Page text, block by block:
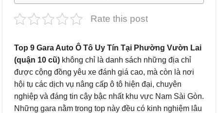
Rate this post
Top 9 Gara Auto Ô Tô Uy Tín Tại Phường Vườn Lai
(quận 10 cũ) không chỉ là danh sách những địa chỉ
được cộng đồng yêu xe đánh giá cao, mà còn là nơi
hội tụ các dịch vụ nâng cấp ô tô hiện đại, chuyên
nghiệp và đáng tin cậy bậc nhất khu vực Nam Sài Gòn.
Những gara nằm trong top này đều có kinh nghiệm lâu